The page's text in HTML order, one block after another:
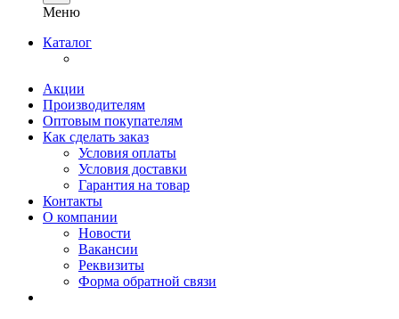
Меню
Каталог
Акции
Производителям
Оптовым покупателям
Как сделать заказ
Условия оплаты
Условия доставки
Гарантия на товар
Контакты
О компании
Новости
Вакансии
Реквизиты
Форма обратной связи